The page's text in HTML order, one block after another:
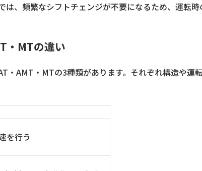
、頻繁なシフトチェンジが不要になるため、運転時
・MTの違い
・AMT・MTの3種類があります。それぞれ構造や運
を行う